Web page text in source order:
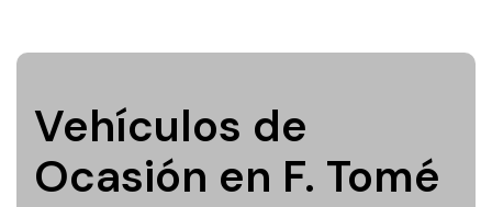
Vehículos de
Ocasión en F. Tomé